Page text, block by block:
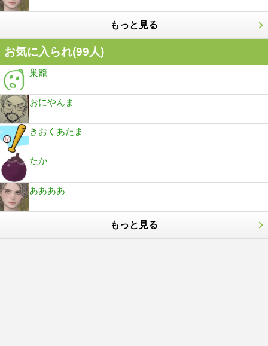
もっと見る
お気に入られ(99人)
巣籠
おにやんま
きおくあたま
たか
ああああ
もっと見る